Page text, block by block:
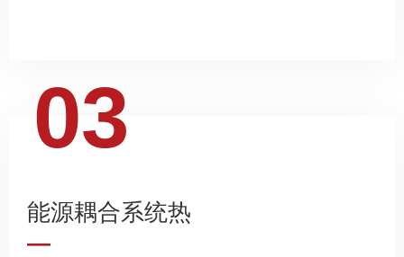
能源耦合系统热
—
03